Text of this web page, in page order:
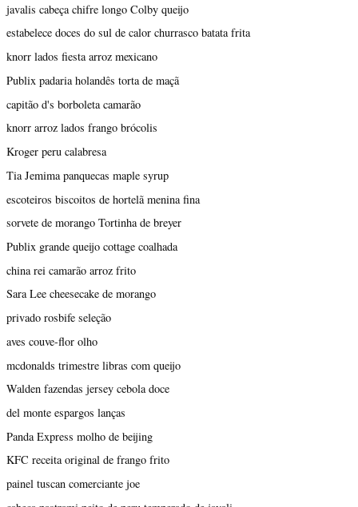
javalis cabeça chifre longo Colby queijo
estabelece doces do sul de calor churrasco batata frita
knorr lados fiesta arroz mexicano
Publix padaria holandês torta de maçã
capitão d's borboleta camarão
knorr arroz lados frango brócolis
Kroger peru calabresa
Tia Jemima panquecas maple syrup
escoteiros biscoitos de hortelã menina fina
sorvete de morango Tortinha de breyer
Publix grande queijo cottage coalhada
china rei camarão arroz frito
Sara Lee cheesecake de morango
privado rosbife seleção
aves couve-flor olho
mcdonalds trimestre libras com queijo
Walden fazendas jersey cebola doce
del monte espargos lanças
Panda Express molho de beijing
KFC receita original de frango frito
painel tuscan comerciante joe